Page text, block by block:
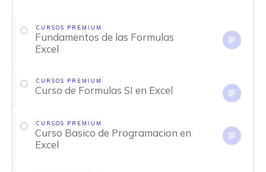
CURSOS PREMIUM
Fundamentos de las Formulas
Excel
CURSOS PREMIUM
Curso de Formulas SI en Excel
CURSOS PREMIUM
Curso Basico de Programacion en
Excel